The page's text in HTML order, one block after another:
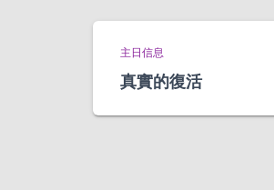
主日信息
真實的復活